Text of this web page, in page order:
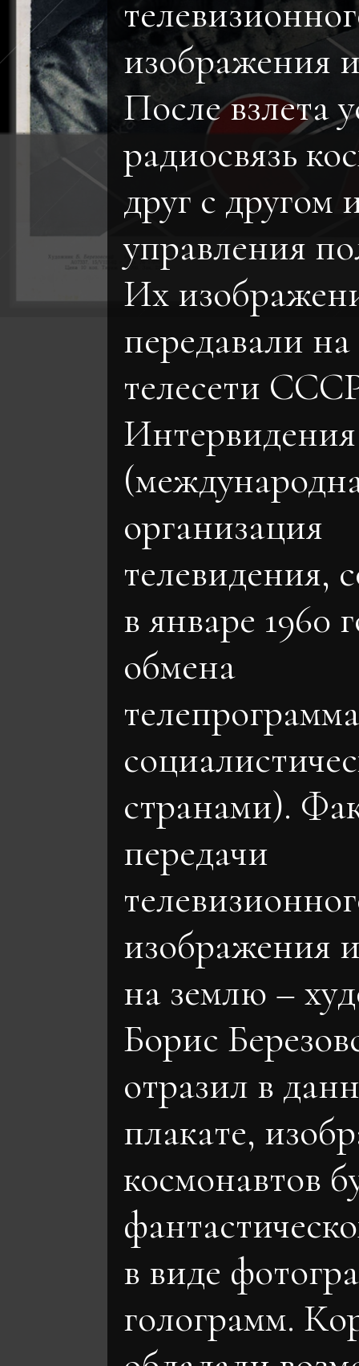
изображения
После взлета
радиосвязь
друг с другом
управления
Их
передавали
телесети
Интервидения
организация
телевидения,
в январе 1960
обмена
странами).
передачи
изображения
на землю –
Борис
отразил в
плакате,
космонавтов
в виде
голограмм.